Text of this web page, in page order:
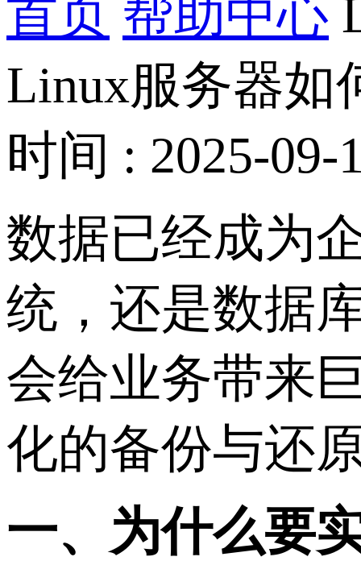
首页 帮助中心
Linux服务器如
时间 : 2025-09-
数据已经成为
统，还是数据
会给业务带来
化的备份与还
一、为什么要